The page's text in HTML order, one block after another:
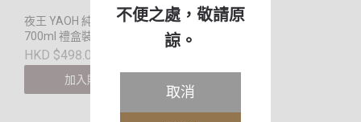
夜王 YAOH 純麥威士忌
700ml 禮盒裝
HKD $498.00
加入購物車
不便之處，敬請原
諒。
取消